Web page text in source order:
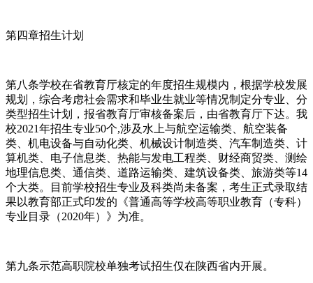
第四章招生计划
第八条学校在省教育厅核定的年度招生规模内，根据学校发展
规划，综合考虑社会需求和毕业生就业等情况制定分专业、分
类型招生计划，报省教育厅审核备案后，由省教育厅下达。我
校2021年招生专业50个,涉及水上与航空运输类、航空装备
类、机电设备与自动化类、机械设计制造类、汽车制造类、计
算机类、电子信息类、热能与发电工程类、财经商贸类、测绘
地理信息类、通信类、道路运输类、建筑设备类、旅游类等14
个大类。目前学校招生专业及科类尚未备案，考生正式录取结
果以教育部正式印发的《普通高等学校高等职业教育（专科）
专业目录（2020年）》为准。
第九条示范高职院校单独考试招生仅在陕西省内开展。